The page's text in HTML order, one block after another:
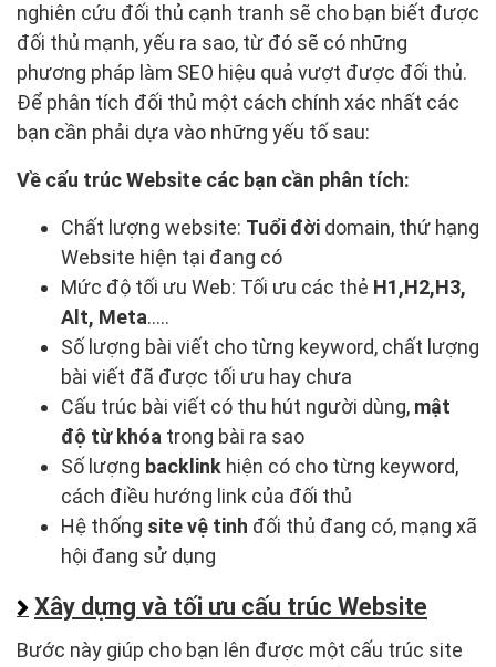
nghiên cứu đối thủ cạnh tranh sẽ cho bạn biết được
đối thủ mạnh, yếu ra sao, từ đó sẽ có những
phương pháp làm SEO hiệu quả vượt được đối thủ.
Để phân tích đối thủ một cách chính xác nhất các
bạn cần phải dựa vào những yếu tố sau:
Về cấu trúc Website các bạn cần phân tích:
Chất lượng website: Tuổi đời domain, thứ hạng
Website hiện tại đang có
Mức độ tối ưu Web: Tối ưu các thẻ H1,H2,H3,
Alt, Meta…..
Số lượng bài viết cho từng keyword, chất lượng
bài viết đã được tối ưu hay chưa
Cấu trúc bài viết có thu hút người dùng, mật
độ từ khóa trong bài ra sao
Số lượng backlink hiện có cho từng keyword,
cách điều hướng link của đối thủ
Hệ thống site vệ tinh đối thủ đang có, mạng xã
hội đang sử dụng
Xây dựng và tối ưu cấu trúc Website
Bước này giúp cho bạn lên được một cấu trúc site